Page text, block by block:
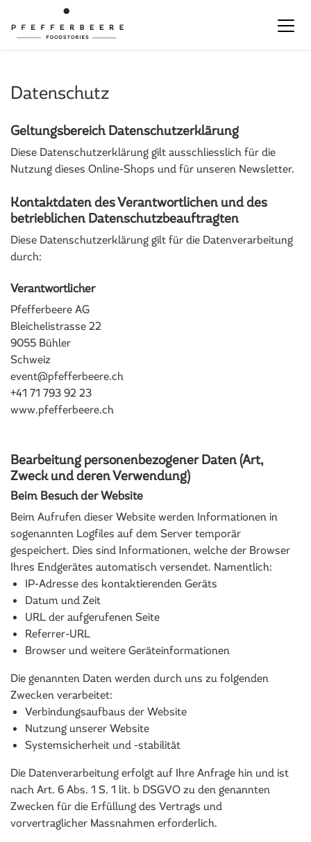
Datenschutz
Geltungsbereich Datenschutzerklärung
Diese Datenschutzerklärung gilt ausschliesslich für die
Nutzung dieses Online-Shops und für unseren Newsletter.
Kontaktdaten des Verantwortlichen und des
betrieblichen Datenschutzbeauftragten
Diese Datenschutzerklärung gilt für die Datenverarbeitung
durch:
Verantwortlicher
Pfefferbeere AG
Bleichelistrasse 22
9055 Bühler
Schweiz
event@pfefferbeere.ch
+41 71 793 92 23
www.pfefferbeere.ch
Bearbeitung personenbezogener Daten (Art,
Zweck und deren Verwendung)
Beim Besuch der Website
Beim Aufrufen dieser Website werden Informationen in
sogenannten Logfiles auf dem Server temporär
gespeichert. Dies sind Informationen, welche der Browser
Ihres Endgerätes automatisch versendet. Namentlich:
IP-Adresse des kontaktierenden Geräts
Datum und Zeit
URL der aufgerufenen Seite
Referrer-URL
Browser und weitere Geräteinformationen
Die genannten Daten werden durch uns zu folgenden
Zwecken verarbeitet:
Verbindungsaufbaus der Website
Nutzung unserer Website
Systemsicherheit und -stabilität
Die Datenverarbeitung erfolgt auf Ihre Anfrage hin und ist
nach Art. 6 Abs. 1 S. 1 lit. b DSGVO zu den genannten
Zwecken für die Erfüllung des Vertrags und
vorvertraglicher Massnahmen erforderlich.